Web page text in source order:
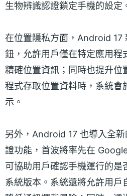
生物辨識認證鎖定手機的設定
在位置隱私方面，Android 17
鈕，允許用戶僅在特定應用程
精確位置資訊；同時也提升位
程式存取位置資料時，系統會
示。
另外，Android 17 也導入全
證功能，首波將率先在
可協助用戶確認手機運行的
系統版本。系統還將允許用戶